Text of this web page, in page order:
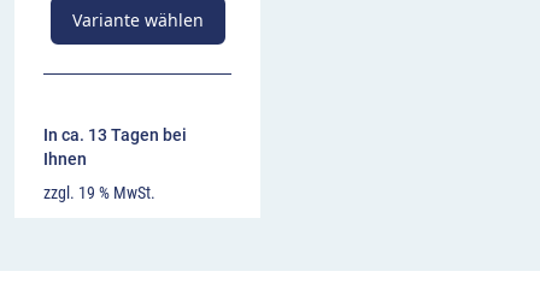
Variante wählen
In ca. 13 Tagen bei
Ihnen
zzgl. 19 % MwSt.